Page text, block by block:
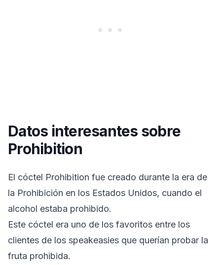
Datos interesantes sobre
Prohibition
El cóctel Prohibition fue creado durante la era de
la Prohibición en los Estados Unidos, cuando el
alcohol estaba prohibido.
Este cóctel era uno de los favoritos entre los
clientes de los speakeasies que querían probar la
fruta prohibida.